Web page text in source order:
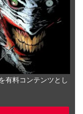
有料コンテンツとし